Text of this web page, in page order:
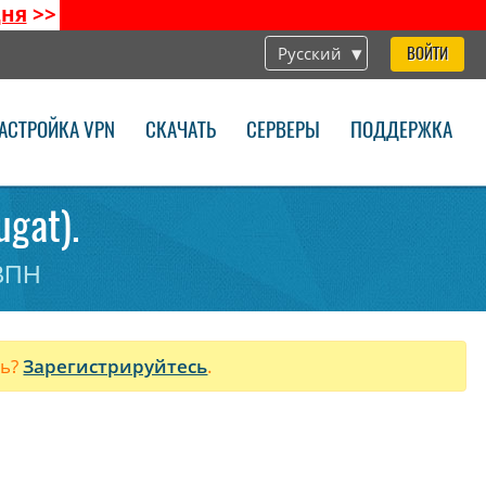
>>
Русский ВОЙТИ
VPN СКАЧАТЬ СЕРВЕРЫ ПОДДЕРЖКА
Зарегистрируйтесь.